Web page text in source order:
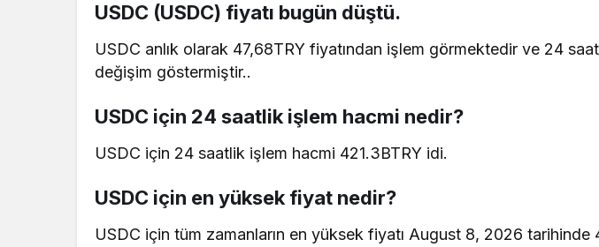
USDC (USDC) fiyatı bugün düştü.
USDC anlık olarak 47,68TRY fiyatından işlem görmektedir ve 24
değişim göstermiştir..
USDC için 24 saatlik işlem hacmi nedir?
USDC için 24 saatlik işlem hacmi 421.3BTRY idi.
USDC için en yüksek fiyat nedir?
USDC için tüm zamanların en yüksek fiyatı August 8, 2026 tarihinde